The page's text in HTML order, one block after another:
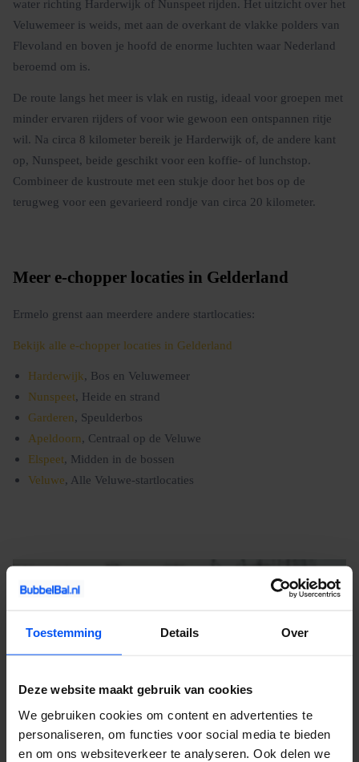
Toestemming Details Over
Deze website maakt gebruik van cookies
We gebruiken cookies om content en advertenties te
personaliseren, om functies voor social media te bieden
en om ons websiteverkeer te analyseren. Ook delen we
water richting Harderwijk of Nunspeet rijden. Het uitzicht over het
Veluwemeer is weids, met aan de overkant de vlakke polders van
Flevoland en boven je hoofd de enorme luchten waar Nederland
beroemd om is.
De route langs het meer is vlak en rustig, ideaal voor groepen met
minder ervaren rijders of voor wie gewoon een ontspannen ritje
wil. Na circa 8 kilometer bereik je Harderwijk of, de andere kant
op, Nunspeet, beide geschikt voor een koffie- of lunchstop.
Combineer de kustroute met een stukje door het bos op de
terugweg voor een gevarieerd rondje van circa 20 kilometer.
Meer e-chopper locaties in Gelderland
Ermelo grenst aan meerdere andere startlocaties:
Bekijk alle e-chopper locaties in Gelderland
Harderwijk, Bos en Veluwemeer
Nunspeet, Heide en strand
Garderen, Speulderbos
Apeldoorn, Centraal op de Veluwe
Elspeet, Midden in de bossen
Veluwe, Alle Veluwe-startlocaties